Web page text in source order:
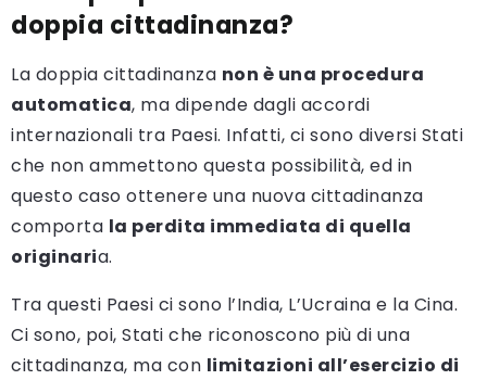
doppia cittadinanza?
La doppia cittadinanza non è una procedura
automatica, ma dipende dagli accordi
internazionali tra Paesi. Infatti, ci sono diversi Stati
che non ammettono questa possibilità, ed in
questo caso ottenere una nuova cittadinanza
comporta la perdita immediata di quella
originaria.
Tra questi Paesi ci sono l’India, L’Ucraina e la Cina.
Ci sono, poi, Stati che riconoscono più di una
cittadinanza, ma con limitazioni all’esercizio di